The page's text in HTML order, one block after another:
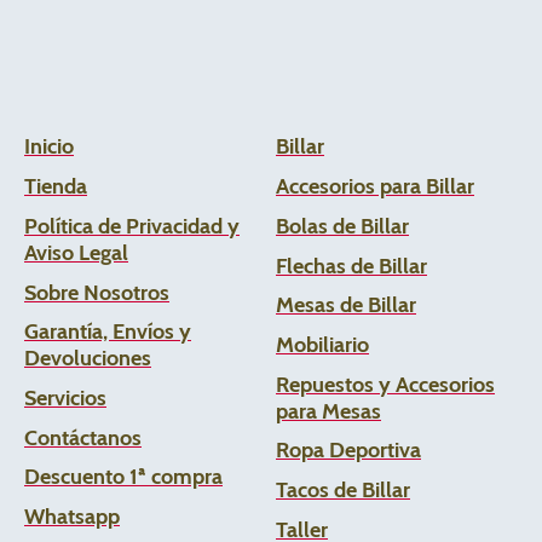
Inicio
Tienda
Política de Privacidad y
Aviso Legal
Sobre Nosotros
Garantía, Envíos y
Devoluciones
Servicios
Contáctanos
Descuento 1ª compra
Whatsapp
Billar
Accesorios para Billar
Bolas de Billar
Flechas de Billar
Mesas de Billar
Mobiliario
Repuestos y Accesorios
para Mesas
Ropa Deportiva
Tacos de Billar
Taller